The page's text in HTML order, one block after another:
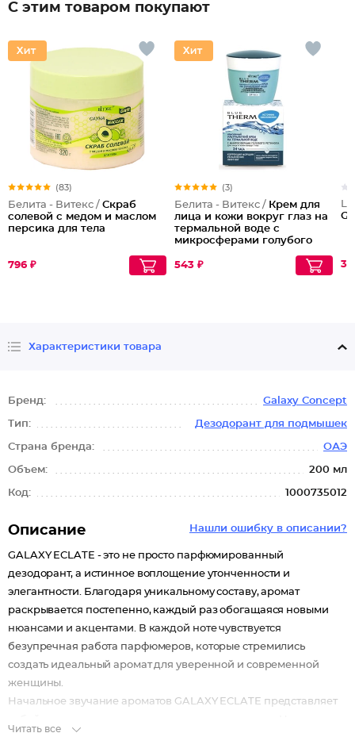
С этим товаром покупают
(83)
Белита - Витекс / Скраб
солевой с медом и маслом
персика для тела
796 ₽
(3)
Белита - Витекс / Крем для
лица и кожи вокруг глаз на
термальной воде с
микросферами голубого
Therm
543 ₽
Характеристики товара
Бренд: Galaxy Concept
Тип: Дезодорант для подмышек
Страна бренда: ОАЭ
Объем: 200 мл
Код: 1000735012
Нашли ошибку в описании?
Описание
GALAXY ECLATE - это не просто парфюмированный
дезодорант, а истинное воплощение утонченности и
элегантности. Благодаря уникальному составу, аромат
раскрывается постепенно, каждый раз обогащаяся новыми
нюансами и акцентами. В каждой ноте чувствуется
безупречная работа парфюмеров, которые стремились
создать идеальный аромат для уверенной и современной
женщины.
Начальное звучание ароматов GALAXY ECLATE представляет
Читать все